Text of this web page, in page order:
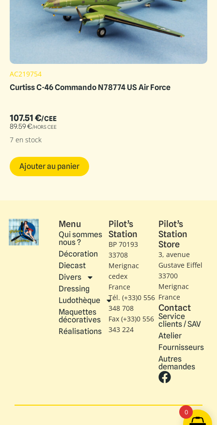
AC219754
Curtiss C-46 Commando N78774 US Air Force
107.51€/CEE
89.59€/HORS CEE
7 en stock
Ajouter au panier
Menu
Qui sommes
nous ?
Décoration
Diecast
Divers
Dressing
Ludothèque
Maquettes
décoratives
Réalisations
Pilot’s
Station
BP 70193
33708
Merignac
cedex
France
Tél. (+33)0 556
348 708
Fax (+33)0 556
343 224
Pilot’s
Station
Store
3, avenue
Gustave Eiffel​
33700
Merignac
France
Contact
Service
clients / SAV
Atelier
Fournisseurs
Autres
demandes
0